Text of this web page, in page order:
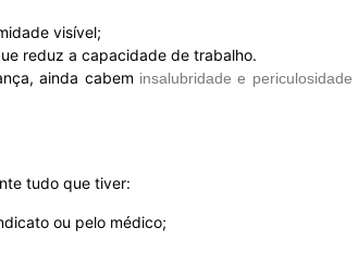
visível;
reduz a capacidade de trabalho.
ainda cabem insalubridade e periculosidade
tudo que tiver:
ou pelo médico;